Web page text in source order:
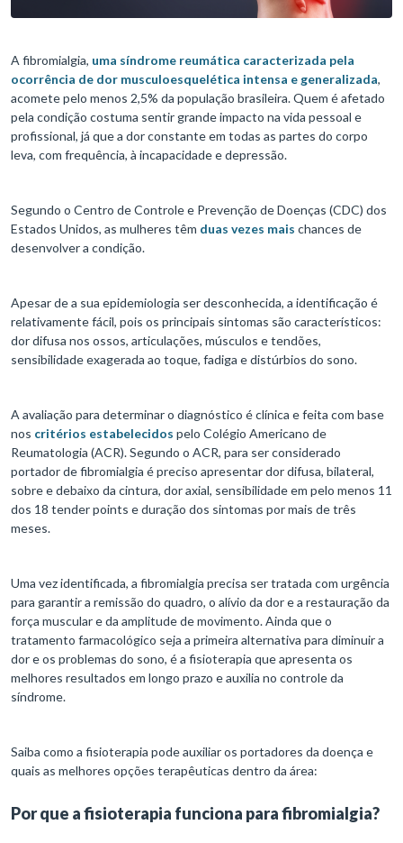
A fibromialgia, uma síndrome reumática caracterizada pela
ocorrência de dor musculoesquelética intensa e generalizada,
acomete pelo menos 2,5% da população brasileira. Quem é afetado
pela condição costuma sentir grande impacto na vida pessoal e
profissional, já que a dor constante em todas as partes do corpo
leva, com frequência, à incapacidade e depressão.
Segundo o Centro de Controle e Prevenção de Doenças (CDC) dos
Estados Unidos, as mulheres têm duas vezes mais chances de
desenvolver a condição.
Apesar de a sua epidemiologia ser desconhecida, a identificação é
relativamente fácil, pois os principais sintomas são característicos:
dor difusa nos ossos, articulações, músculos e tendões,
sensibilidade exagerada ao toque, fadiga e distúrbios do sono.
A avaliação para determinar o diagnóstico é clínica e feita com base
nos critérios estabelecidos pelo Colégio Americano de
Reumatologia (ACR). Segundo o ACR, para ser considerado
portador de fibromialgia é preciso apresentar dor difusa, bilateral,
sobre e debaixo da cintura, dor axial, sensibilidade em pelo menos 11
dos 18 tender points e duração dos sintomas por mais de três
meses.
Uma vez identificada, a fibromialgia precisa ser tratada com urgência
para garantir a remissão do quadro, o alívio da dor e a restauração da
força muscular e da amplitude de movimento. Ainda que o
tratamento farmacológico seja a primeira alternativa para diminuir a
dor e os problemas do sono, é a fisioterapia que apresenta os
melhores resultados em longo prazo e auxilia no controle da
síndrome.
Saiba como a fisioterapia pode auxiliar os portadores da doença e
quais as melhores opções terapêuticas dentro da área:
Por que a fisioterapia funciona para fibromialgia?